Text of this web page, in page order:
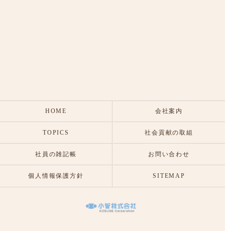
HOME 会社案内
TOPICS 社会貢献の取組
社員の雑記帳 お問い合わせ
個人情報保護方針 SITEMAP